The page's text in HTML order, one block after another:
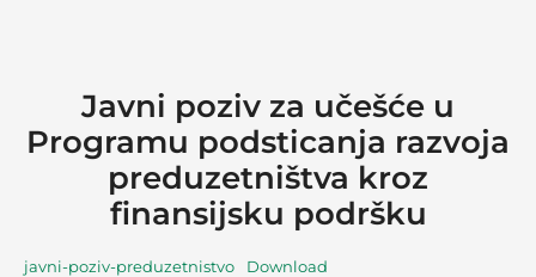
Javni poziv za učešće u
Programu podsticanja razvoja
preduzetništva kroz
finansijsku podršku
javni-poziv-preduzetnistvo
Download